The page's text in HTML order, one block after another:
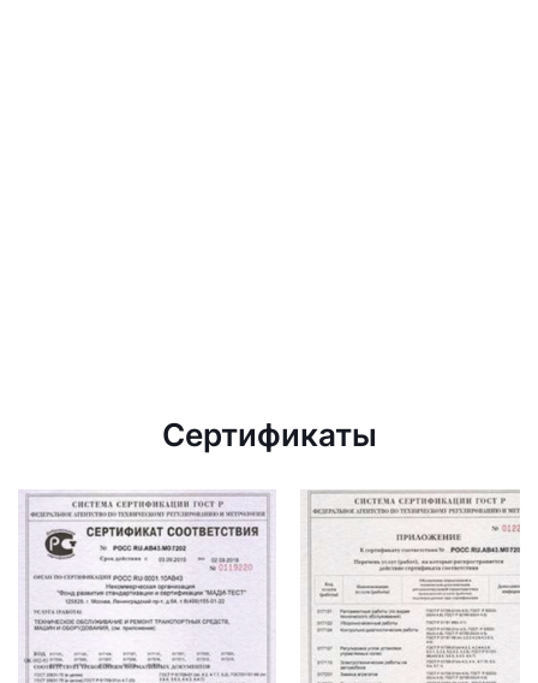
Сертификаты